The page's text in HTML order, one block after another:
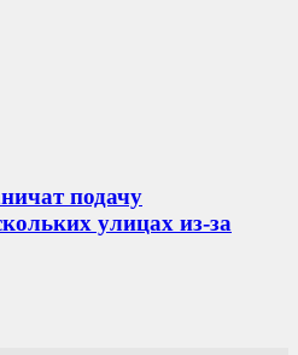
подачу
улицах из-за